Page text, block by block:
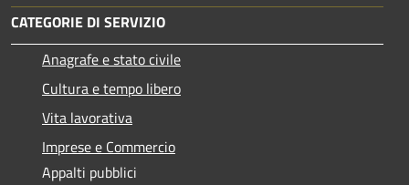
CATEGORIE DI SERVIZIO
Anagrafe e stato civile
Cultura e tempo libero
Vita lavorativa
Imprese e Commercio
Appalti pubblici